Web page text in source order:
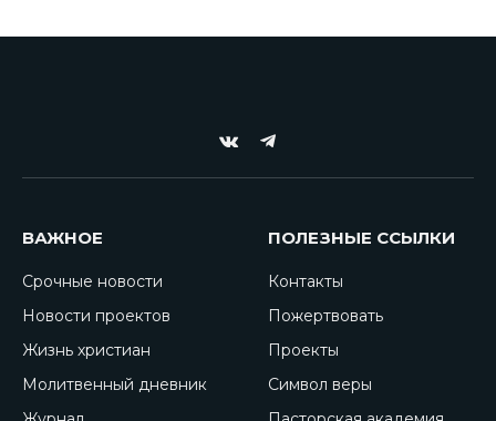
VKontakte
Telegram
ВАЖНОЕ
Срочные новости
Новости проектов
Жизнь христиан
Молитвенный дневник
ПОЛЕЗНЫЕ ССЫЛКИ
Контакты
Пожертвовать
Проекты
Символ веры